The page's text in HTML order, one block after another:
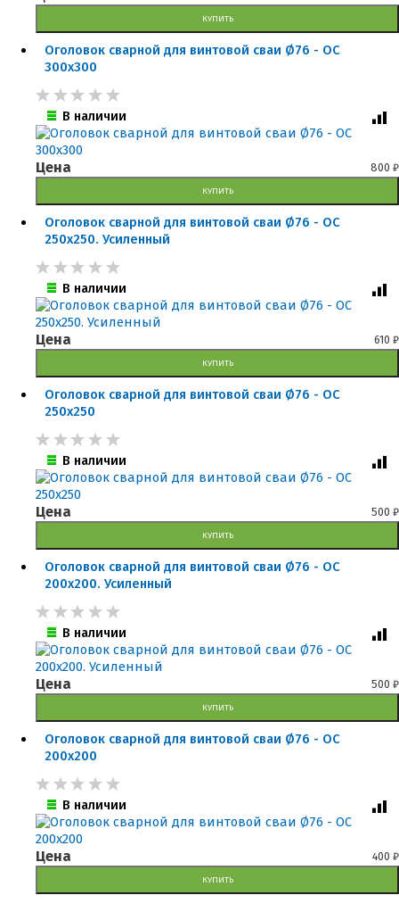
КУПИТЬ
Оголовок сварной для винтовой сваи Ø76 - ОС
300x300
В наличии
Цена 800 ₽
КУПИТЬ
Оголовок сварной для винтовой сваи Ø76 - ОС
250x250. Усиленный
В наличии
Цена 610 ₽
КУПИТЬ
Оголовок сварной для винтовой сваи Ø76 - ОС
250x250
В наличии
Цена 500 ₽
КУПИТЬ
Оголовок сварной для винтовой сваи Ø76 - ОС
200x200. Усиленный
В наличии
Цена 500 ₽
КУПИТЬ
Оголовок сварной для винтовой сваи Ø76 - ОС
200x200
В наличии
Цена 400 ₽
КУПИТЬ